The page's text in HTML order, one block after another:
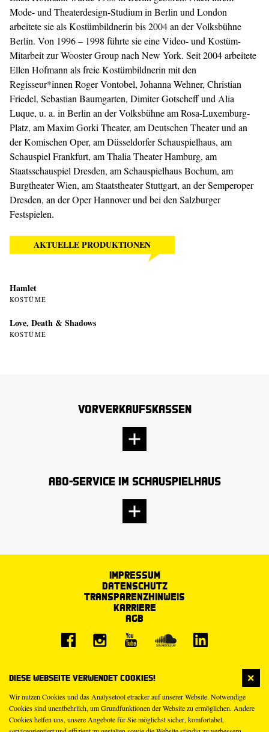
Diese Webseite verwendet Cookies!
Wir nutzen Cookies und das Analysetool etracker auf unserer Website. Notwendige
Cookies sind unentbehrlich, um Grundfunktionen der Website zu ermöglichen. Andere
Cookies helfen uns, unsere Angebote für Sie möglichst sicher, komfortabel,
Mode- und Theaterdesign-Studium in Berlin und London
arbeitete sie als Kostümbildnerin bis 2004 an der Volksbühne
Berlin. Von 1996 – 1998 führte sie eine Video- und Kostüm-
Mitarbeit zur Wooster Group nach New York. Seit 2004 arbeitete
Ellen Hofmann als freie Kostümbildnerin mit den
Regisseur*innen Roger Vontobel, Johanna Wehner, Christian
Friedel, Sebastian Baumgarten, Dimiter Gotscheff und Alia
Luque, u. a. in Berlin an der Volksbühne am Rosa-Luxemburg-
Platz, am Maxim Gorki Theater, am Deutschen Theater und an
der Komischen Oper, am Düsseldorfer Schauspielhaus, am
Schauspiel Frankfurt, am Thalia Theater Hamburg, am
Staatsschauspiel Dresden, am Schauspielhaus Bochum, am
Burgtheater Wien, am Staatstheater Stuttgart, an der Semperoper
Dresden, an der Oper Hannover und bei den Salzburger
Festspielen.
AKTUELLE PRODUKTIONEN
Hamlet
KOSTÜME
Love, Death & Shadows
KOSTÜME
Vorverkaufskassen
Abo-Service im Schauspielhaus
Impressum
Datenschutz
Transparenzhinweis
Karriere
AGB